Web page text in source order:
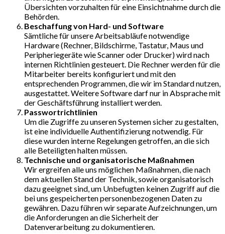
Übersichten vorzuhalten für eine Einsichtnahme durch die
Behörden.
Beschaffung von Hard- und Software
Sämtliche für unsere Arbeitsabläufe notwendige
Hardware (Rechner, Bildschirme, Tastatur, Maus und
Peripheriegeräte wie Scanner oder Drucker) wird nach
internen Richtlinien gesteuert. Die Rechner werden für die
Mitarbeiter bereits konfiguriert und mit den
entsprechenden Programmen, die wir im Standard nutzen,
ausgestattet. Weitere Software darf nur in Absprache mit
der Geschäftsführung installiert werden.
Passwortrichtlinien
Um die Zugriffe zu unseren Systemen sicher zu gestalten,
ist eine individuelle Authentifizierung notwendig. Für
diese wurden interne Regelungen getroffen, an die sich
alle Beteiligten halten müssen.
Technische und organisatorische Maßnahmen
Wir ergreifen alle uns möglichen Maßnahmen, die nach
dem aktuellen Stand der Technik, sowie organisatorisch
dazu geeignet sind, um Unbefugten keinen Zugriff auf die
bei uns gespeicherten personenbezogenen Daten zu
gewähren. Dazu führen wir separate Aufzeichnungen, um
die Anforderungen an die Sicherheit der
Datenverarbeitung zu dokumentieren.